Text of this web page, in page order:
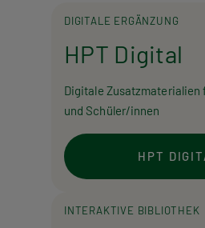
DIGITALE ERGÄNZUNG
HPT Digital
Digitale
und Schüler/innen
HPT
INTERAKTIVE BIBLIOTHEK